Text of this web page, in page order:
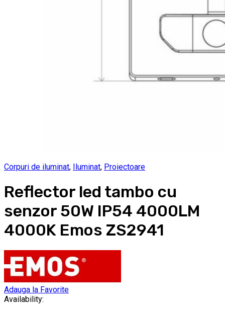
Corpuri de iluminat, Iluminat, Proiectoare
Reflector led tambo cu
senzor 50W IP54 4000LM
4000K Emos ZS2941
Adauga la Favorite
Availability: